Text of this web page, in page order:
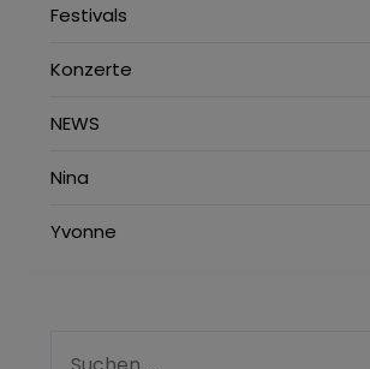
Festivals
Konzerte
NEWS
Nina
Yvonne